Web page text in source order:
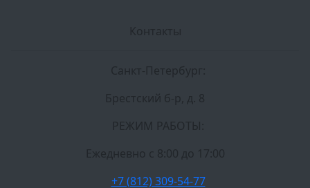
Контакты
Санкт-Петербург:
Брестский б-р, д. 8
РЕЖИМ РАБОТЫ:
Ежедневно c 8:00 до 17:00
+7 (812) 309-54-77